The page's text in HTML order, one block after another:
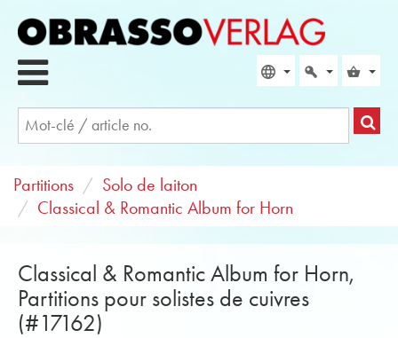
Partitions
Solo de laiton
Classical & Romantic Album for Horn
Classical & Romantic Album for Horn,
Partitions pour solistes de cuivres
(#17162)